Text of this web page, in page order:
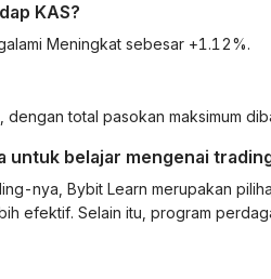
KAS?
Meningkat sebesar +1.12%.
total pasokan maksimum
untuk belajar mengenai
-nya, Bybit Learn merupakan
efektif. Selain itu, program